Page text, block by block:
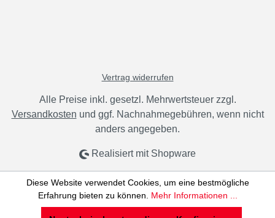
Vertrag widerrufen
Alle Preise inkl. gesetzl. Mehrwertsteuer zzgl.
Versandkosten und ggf. Nachnahmegebühren, wenn nicht
anders angegeben.
Realisiert mit Shopware
Diese Website verwendet Cookies, um eine bestmögliche
Erfahrung bieten zu können. Mehr Informationen ...